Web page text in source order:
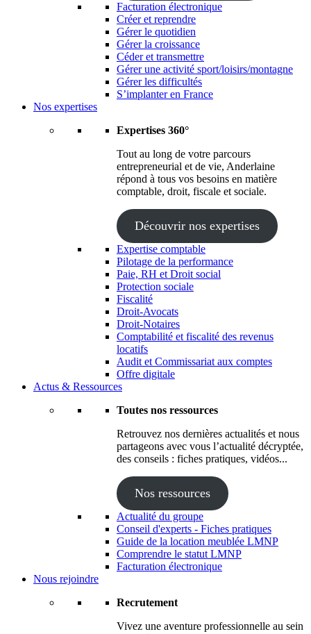
Facturation électronique
Créer et reprendre
Gérer le quotidien
Gérer la croissance
Céder et transmettre
Gérer une activité sport/loisirs/montagne
Gérer les difficultés
S’implanter en France
Nos expertises
Expertises 360°
Tout au long de votre parcours
entrepreneurial et de vie, Anderlaine
répond à tous vos besoins en matière
comptable, droit, fiscale et sociale.
Découvrir nos expertises
Expertise comptable
Pilotage de la performance
Paie, RH et Droit social
Protection sociale
Fiscalité
Droit-Avocats
Droit-Notaires
Comptabilité et fiscalité des revenus
locatifs
Audit et Commissariat aux comptes
Offre digitale
Actus & Ressources
Toutes nos ressources
Retrouvez nos dernières actualités et nous
partageons avec vous l’actualité décryptée,
des conseils : fiches pratiques, vidéos...
Nos ressources
Actualité du groupe
Conseil d'experts - Fiches pratiques
Guide de la location meublée LMNP
Comprendre le statut LMNP
Facturation électronique
Nous rejoindre
Recrutement
Vivez une aventure professionnelle au sein